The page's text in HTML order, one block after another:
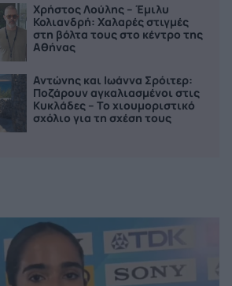
Χρήστος Λούλης – Έμιλυ
Κολιανδρή: Χαλαρές στιγμές
στη βόλτα τους στο κέντρο της
Αθήνας
Αντώνης και Ιωάννα Σρόιτερ:
Ποζάρουν αγκαλιασμένοι στις
Κυκλάδες – Το χιουμοριστικό
σχόλιο για τη σχέση τους